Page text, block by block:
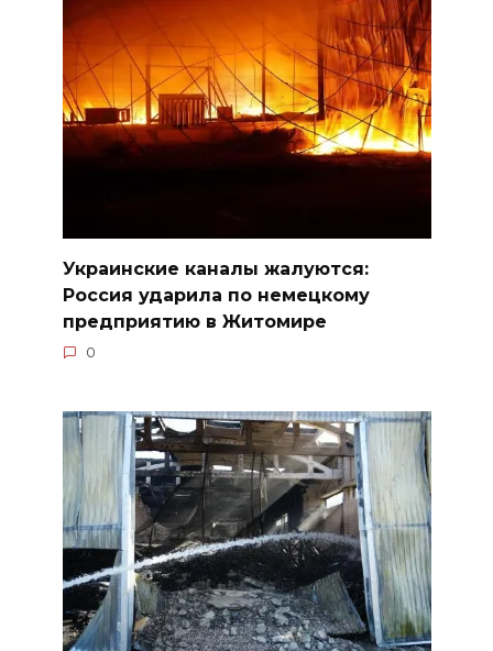
Украинские каналы жалуются:
Россия ударила по немецкому
предприятию в Житомире
0